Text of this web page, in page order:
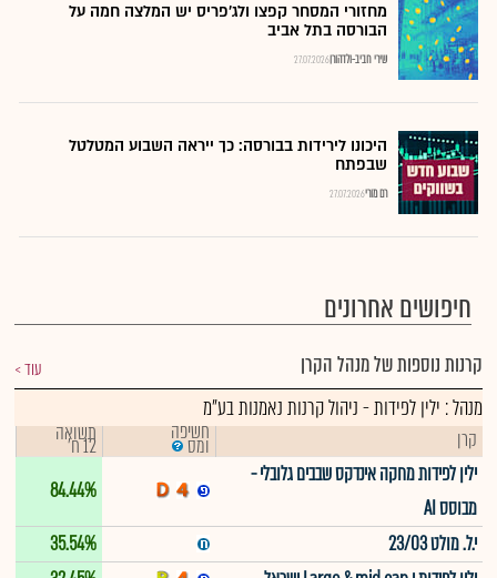
מחזורי המסחר קפצו ולג'פריס יש המלצה חמה על
הבורסה בתל אביב
27.07.2026שירי חביב-ולדהורן
היכונו לירידות בבורסה: כך ייראה השבוע המטלטל
שבפתח
27.07.2026רם מורי
חיפושים אחרונים
קרנות נוספות של מנהל הקרן עוד
מנהל : ילין לפידות - ניהול קרנות נאמנות בע"מ
קרן חשיפה
ומס תשואה
12 ח'
ילין לפידות מחקה אינדקס שבבים גלובלי -
מבוסס AI
84.44%
י.ל. מולט 23/03
35.54%